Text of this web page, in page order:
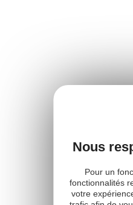
Nous
Pour un
fonctionnalités
votre